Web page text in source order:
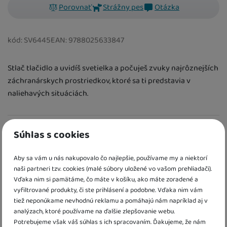
Súhlas s cookies
Aby sa vám u nás nakupovalo čo najlepšie, používame my a niektorí
naši partneri tzv. cookies (malé súbory uložené vo vašom prehliadači).
Vďaka nim si pamätáme, čo máte v košíku, ako máte zoradené a
vyfiltrované produkty, či ste prihlásení a podobne. Vďaka nim vám
tiež neponúkame nevhodnú reklamu a pomáhajú nám napríklad aj v
analýzach, ktoré používame na ďalšie zlepšovanie webu.
Potrebujeme však váš súhlas s ich spracovaním. Ďakujeme, že nám
kód: SV6445EAN: 9788025633847
Stlač tlačidlo a uvidíš svetielka a počuješ zvuky najrôznejších
záchranárskych prostriedkov, ktoré sa ti predstavia v
naliehavých situáciách.
Porovnať Strážny pes Otázka
Informácie o produkte
Táto zvuková kniha doplnená o svetielka ti predstaví
najrôznejšie záchranárske prostriedky v konkrétnych
situáciách. Sleduj, ako záchranársky vrtuľník zachraňuje
strateného horolezca v horách. Pozor, práve prechádza
sanitka, ktorá musí doviezť pacienta do nemocnice. A čo
sa to deje tam? Horí! Hasiči rýchlo vyrážajú na pomoc.